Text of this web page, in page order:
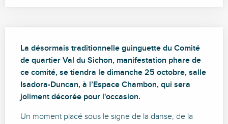
La désormais traditionnelle guinguette du Comité
de quartier Val du Sichon, manifestation phare de
ce comité, se tiendra le dimanche 25 octobre, salle
Isadora-Duncan, à l’Espace Chambon, qui sera
joliment décorée pour l'occasion.
Un moment placé sous le signe de la danse, de la